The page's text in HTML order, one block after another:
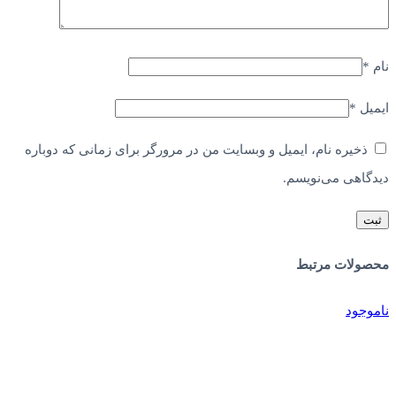
نام *
ایمیل *
ذخیره نام، ایمیل و وبسایت من در مرورگر برای زمانی که دوباره
دیدگاهی می‌نویسم.
محصولات مرتبط
ناموجود